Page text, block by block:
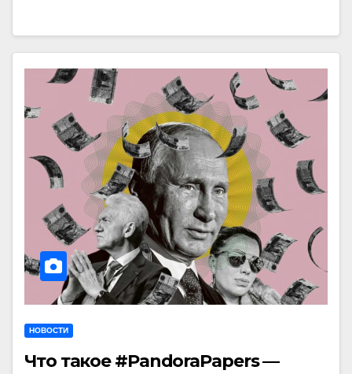
НОВОСТИ
Что такое #PandoraPapers —